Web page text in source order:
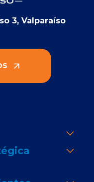
3, Valparaíso